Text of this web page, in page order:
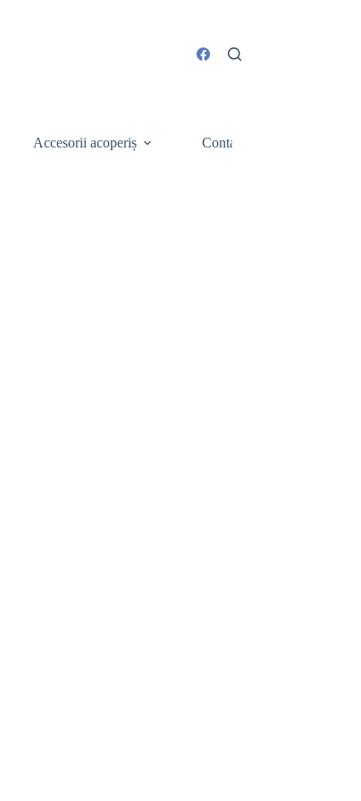
Accesorii acoperiș Contact